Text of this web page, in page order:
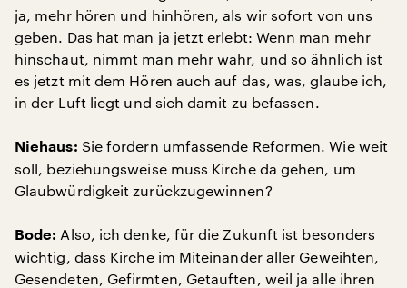
ja, mehr hören und hinhören, als wir sofort von uns
geben. Das hat man ja jetzt erlebt: Wenn man mehr
hinschaut, nimmt man mehr wahr, und so ähnlich ist
es jetzt mit dem Hören auch auf das, was, glaube ich,
in der Luft liegt und sich damit zu befassen.
Niehaus: Sie fordern umfassende Reformen. Wie weit
soll, beziehungsweise muss Kirche da gehen, um
Glaubwürdigkeit zurückzugewinnen?
Bode: Also, ich denke, für die Zukunft ist besonders
wichtig, dass Kirche im Miteinander aller Geweihten,
Gesendeten, Gefirmten, Getauften, weil ja alle ihren